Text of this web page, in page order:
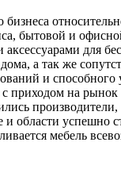
бизнеса
бытовой и
для
а так же
и способного
с приходом на
области успешно
мебель